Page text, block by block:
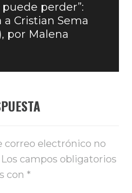
puede perder”:
a Cristian Sema
por Malena
correo electrónico no
Los campos obligatorios
con *